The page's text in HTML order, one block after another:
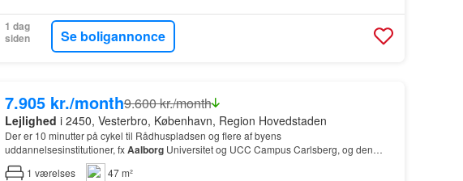
1 dag
siden
Se boligannonce
7.905 kr./month9.600 kr./month
Lejlighed i 2450, Vesterbro, København, Region Hovedstaden
Der er 10 minutter på cykel til Rådhuspladsen og flere af byens
uddannelsesinstitutioner, fxAalborgUniversitet og UCC Campus Carlsberg, og den
kommende
1 værelses
47 m²